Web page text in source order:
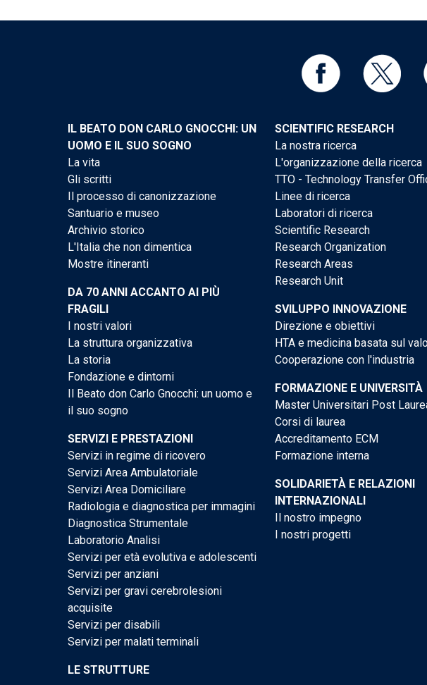
IL BEATO DON CARLO GNOCCHI: UN
UOMO E IL SUO SOGNO
La vita
Gli scritti
Il processo di canonizzazione
Santuario e museo
Archivio storico
L'Italia che non dimentica
Mostre itineranti
DA 70 ANNI ACCANTO AI PIÙ
FRAGILI
I nostri valori
La struttura organizzativa
La storia
Fondazione e dintorni
Il Beato don Carlo Gnocchi: un uomo e
il suo sogno
SERVIZI E PRESTAZIONI
Servizi in regime di ricovero
Servizi Area Ambulatoriale
Servizi Area Domiciliare
Radiologia e diagnostica per immagini
Diagnostica Strumentale
Laboratorio Analisi
Servizi per età evolutiva e adolescenti
Servizi per anziani
Servizi per gravi cerebrolesioni
acquisite
Servizi per disabili
Servizi per malati terminali
LE STRUTTURE
SCIENTIFIC RESEARCH
La nostra ricerca
L'organizzazione della ricerca
TTO - Technology Transfer
Linee di ricerca
Laboratori di ricerca
Scientific Research
Research Organization
Research Areas
Research Unit
SVILUPPO INNOVAZIONE
Direzione e obiettivi
HTA e medicina basata sul
Cooperazione con l'industria
FORMAZIONE E UNIVERSITÀ
Master Universitari Post
Corsi di laurea
Accreditamento ECM
Formazione interna
SOLIDARIETÀ E RELAZIONI
INTERNAZIONALI
Il nostro impegno
I nostri progetti